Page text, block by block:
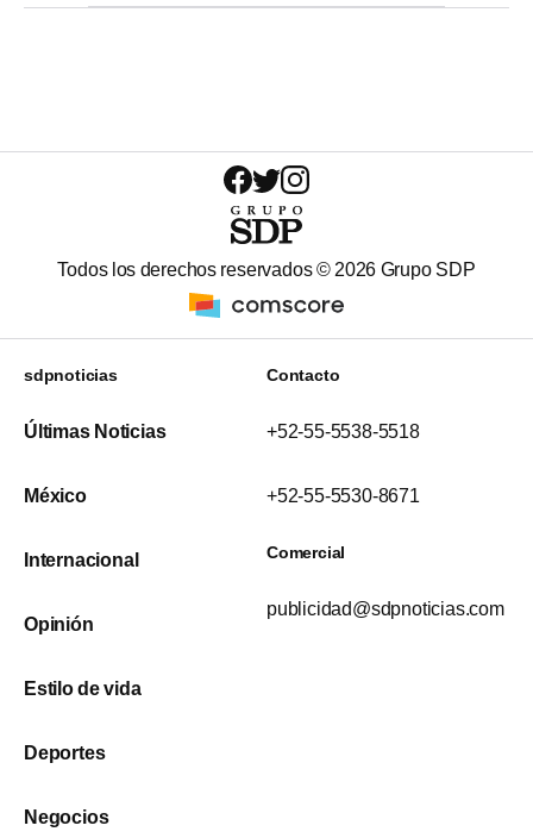
Todos los derechos reservados © 2026 Grupo SDP
sdpnoticias
Últimas Noticias
México
Internacional
Opinión
Estilo de vida
Deportes
Negocios
Contacto
+52-55-5538-5518
+52-55-5530-8671
Comercial
publicidad@sdpnoticias.com